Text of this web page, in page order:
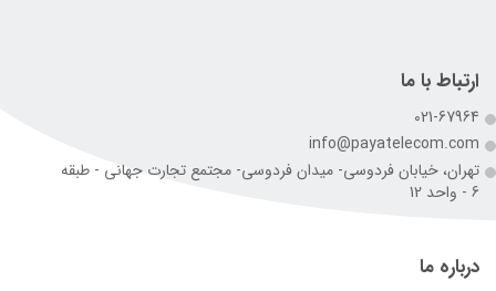
ارتباط با ما
021-67964
info@payatelecom.com
تهران، خیابان فردوسی- میدان فردوسی- مجتمع تجارت جهانی - طبقه
6 - واحد 12
درباره ما